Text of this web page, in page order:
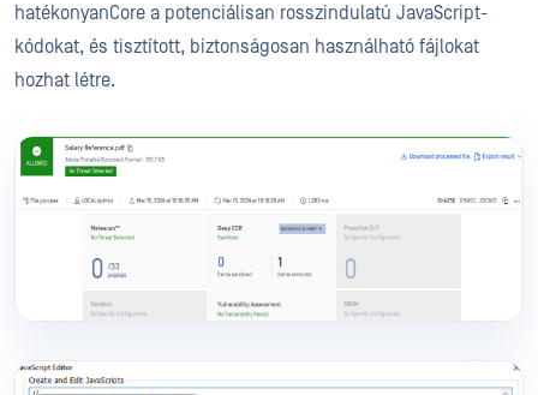
hatékonyanCore a potenciálisan rosszindulatú JavaScript-
kódokat, és tisztított, biztonságosan használható fájlokat
hozhat létre.